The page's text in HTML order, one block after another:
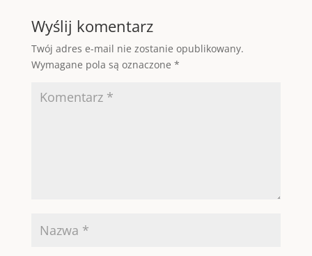
Wyślij komentarz
Twój adres e-mail nie zostanie opublikowany.
Wymagane pola są oznaczone *